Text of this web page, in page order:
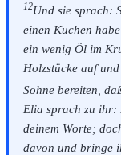
12Und sie sprach:
einen Kuchen
ein wenig Öl im
Holzstücke auf
Sohne bereiten,
Elia sprach zu ihr:
deinem Worte;
davon und bringe